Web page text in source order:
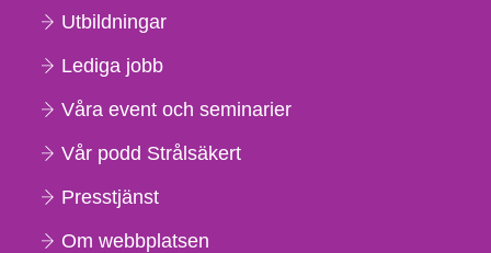
Utbildningar
Lediga jobb
Våra event och seminarier
Vår podd Strålsäkert
Presstjänst
Om webbplatsen